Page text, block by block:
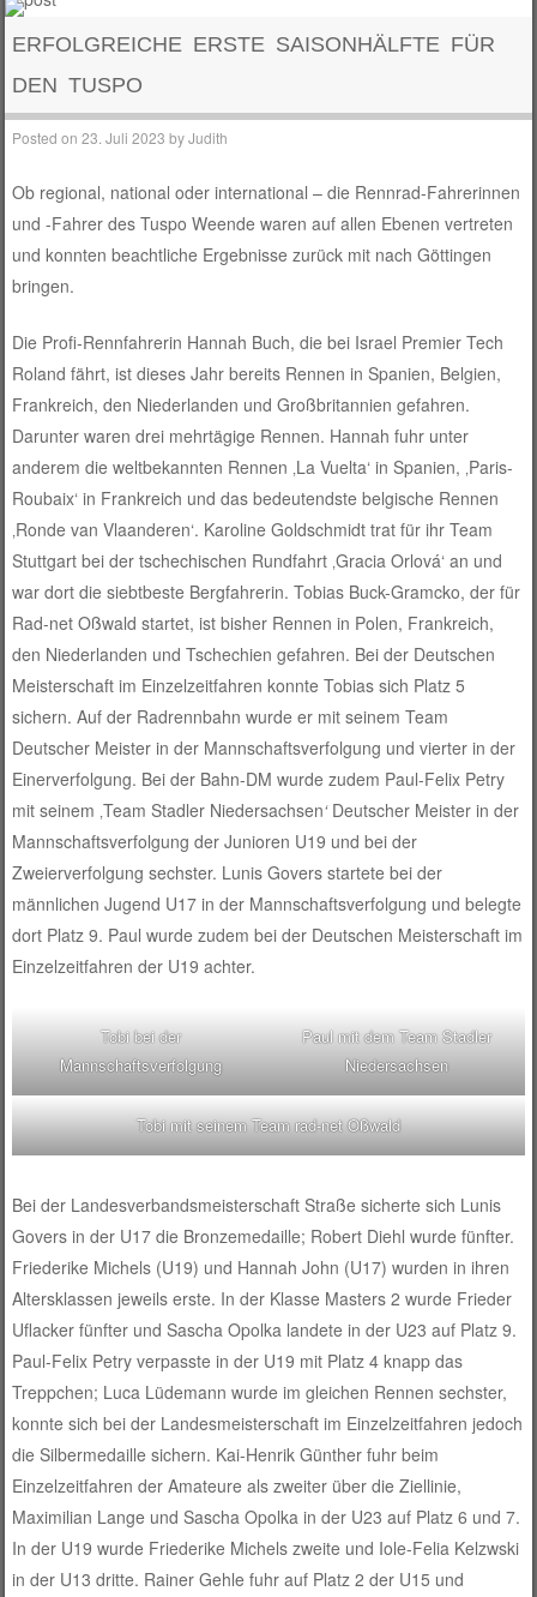
ERFOLGREICHE ERSTE SAISONHÄLFTE FÜR
DEN TUSPO
Posted on23. Juli 2023 byJudith
Ob regional, national oder international – die Rennrad-Fahrerinnen
und -Fahrer des Tuspo Weende waren auf allen Ebenen vertreten
und konnten beachtliche Ergebnisse zurück mit nach Göttingen
bringen.
Die Profi-Rennfahrerin Hannah Buch, die bei Israel Premier Tech
Roland fährt, ist dieses Jahr bereits Rennen in Spanien, Belgien,
Frankreich, den Niederlanden und Großbritannien gefahren.
Darunter waren drei mehrtägige Rennen. Hannah fuhr unter
anderem die weltbekannten Rennen ‚La Vuelta‘ in Spanien, ‚Paris-
Roubaix‘ in Frankreich und das bedeutendste belgische Rennen
‚Ronde van Vlaanderen‘. Karoline Goldschmidt trat für ihr Team
Stuttgart bei der tschechischen Rundfahrt ‚Gracia Orlová‘ an und
war dort die siebtbeste Bergfahrerin. Tobias Buck-Gramcko, der für
Rad-net Oßwald startet, ist bisher Rennen in Polen, Frankreich,
den Niederlanden und Tschechien gefahren. Bei der Deutschen
Meisterschaft im Einzelzeitfahren konnte Tobias sich Platz 5
sichern. Auf der Radrennbahn wurde er mit seinem Team
Deutscher Meister in der Mannschaftsverfolgung und vierter in der
Einerverfolgung. Bei der Bahn-DM wurde zudem Paul-Felix Petry
mit seinem ‚Team Stadler Niedersachsen‘ Deutscher Meister in der
Mannschaftsverfolgung der Junioren U19 und bei der
Zweierverfolgung sechster. Lunis Govers startete bei der
männlichen Jugend U17 in der Mannschaftsverfolgung und belegte
dort Platz 9. Paul wurde zudem bei der Deutschen Meisterschaft im
Einzelzeitfahren der U19 achter.
Tobi bei der
Mannschaftsverfolgung
Paul mit dem Team Stadler
Niedersachsen
Tobi mit seinem Team rad-net Oßwald
Bei der Landesverbandsmeisterschaft Straße sicherte sich Lunis
Govers in der U17 die Bronzemedaille; Robert Diehl wurde fünfter.
Friederike Michels (U19) und Hannah John (U17) wurden in ihren
Altersklassen jeweils erste. In der Klasse Masters 2 wurde Frieder
Uflacker fünfter und Sascha Opolka landete in der U23 auf Platz 9.
Paul-Felix Petry verpasste in der U19 mit Platz 4 knapp das
Treppchen; Luca Lüdemann wurde im gleichen Rennen sechster,
konnte sich bei der Landesmeisterschaft im Einzelzeitfahren jedoch
die Silbermedaille sichern. Kai-Henrik Günther fuhr beim
Einzelzeitfahren der Amateure als zweiter über die Ziellinie,
Maximilian Lange und Sascha Opolka in der U23 auf Platz 6 und 7.
In der U19 wurde Friederike Michels zweite und Iole-Felia Kelzwski
in der U13 dritte. Rainer Gehle fuhr auf Platz 2 der U15 und